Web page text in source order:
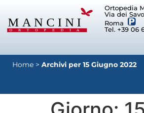
Ortopedia
Via dei
Roma
Tel. +39 06
Home > Archivi per 15 Giugno 2022